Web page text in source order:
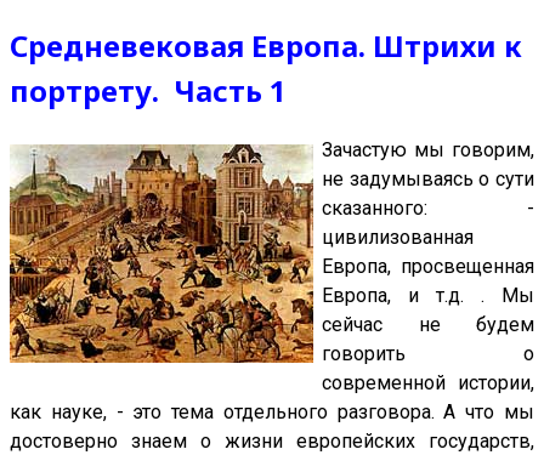
Средневековая Европа. Штрихи к
портрету. Часть 1
Зачастую мы говорим,
не задумываясь о сути
сказанного: -
цивилизованная
Европа, просвещенная
Европа, и т.д. . Мы
сейчас не будем
говорить о
современной истории,
как науке, - это тема отдельного разговора. А что мы
достоверно знаем о жизни европейских государств,